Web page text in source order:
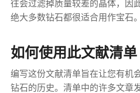
往会过滤掉质量较差的晶体，因
绝大多数钻石都很适合用作宝石。
如何使用此文献清单
编写这份文献清单旨在让您有机
钻石的历史。清单中的许多文章